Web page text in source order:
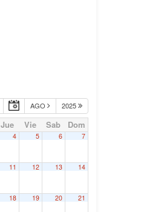
AGO 2025
Jue Vie Sab Dom
4 5 6 7
11 12 13 14
18 19 20 21